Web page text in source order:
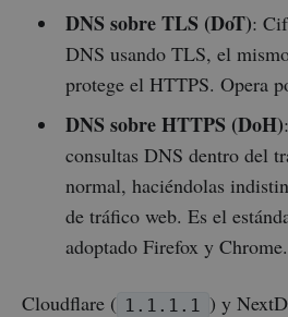
DNS sobre TLS (DoT):
DNS usando TLS, el
protege el HTTPS. Opera
DNS sobre HTTPS (DoH)
consultas DNS dentro del
normal, haciéndolas
de tráfico web. Es el
adoptado Firefox y Chrome.
Cloudflare ( 1.1.1.1 ) y